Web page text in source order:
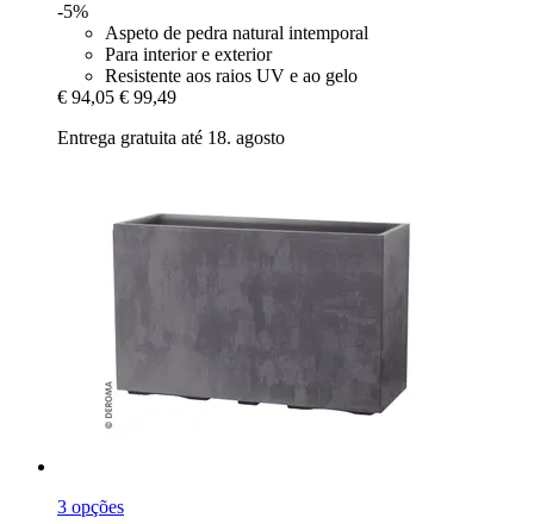
-5%
Aspeto de pedra natural intemporal
Para interior e exterior
Resistente aos raios UV e ao gelo
€ 94,05 € 99,49
Entrega gratuita até 18. agosto
3 opções